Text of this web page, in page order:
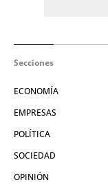
Secciones
ECONOMÍA
EMPRESAS
POLÍTICA
SOCIEDAD
OPINIÓN